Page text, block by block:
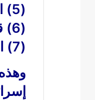
(5) الاعتراف بالخطية
(6) قراءة شريعة الرب
(7) الصلاة والحمد والسجود للرب